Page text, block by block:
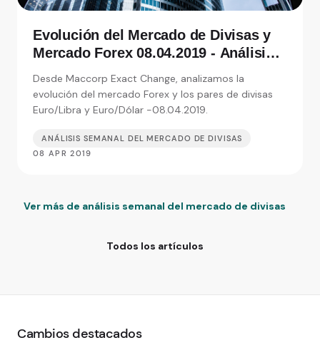
Evolución del Mercado de Divisas y
Mercado Forex 08.04.2019 - Análisis
de moneda
Desde Maccorp Exact Change, analizamos la
evolución del mercado Forex y los pares de divisas
Euro/Libra y Euro/Dólar -08.04.2019.
ANÁLISIS SEMANAL DEL MERCADO DE DIVISAS
08 APR 2019
Ver más de análisis semanal del mercado de divisas
Todos los artículos
Cambios destacados